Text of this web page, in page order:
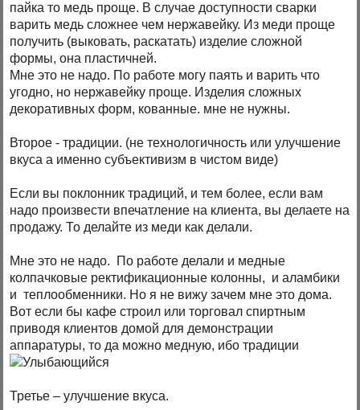
пайка то медь проще. В случае доступности сварки
варить медь сложнее чем нержавейку. Из меди проще
получить (выковать, раскатать) изделие сложной
формы, она пластичней.
Мне это не надо. По работе могу паять и варить что
угодно, но нержавейку проще. Изделия сложных
декоративных форм, кованные. мне не нужны.
Второе - традиции. (не технологичность или улучшение
вкуса а именно субъективизм в чистом виде)
Если вы поклонник традиций, и тем более, если вам
надо произвести впечатление на клиента, вы делаете на
продажу. То делайте из меди как делали.
Мне это не надо. По работе делали и медные
колпачковые ректификационные колонны, и аламбики
и теплообменники. Но я не вижу зачем мне это дома.
Вот если бы кафе строил или торговал спиртным
приводя клиентов домой для демонстрации
аппаратуры, то да можно медную, ибо традиции
Третье – улучшение вкуса.